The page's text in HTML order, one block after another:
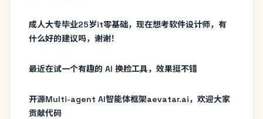
成人大专毕业25岁it零基础，现在想考软件设计师，有
什么好的建议吗，谢谢！
最近在试一个有趣的 AI 换脸工具，效果挺不错
开源Multi-agent AI智能体框架aevatar.ai，欢迎大家
贡献代码